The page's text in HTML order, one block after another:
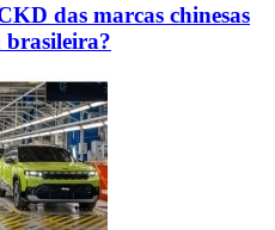
das marcas chinesas
brasileira?